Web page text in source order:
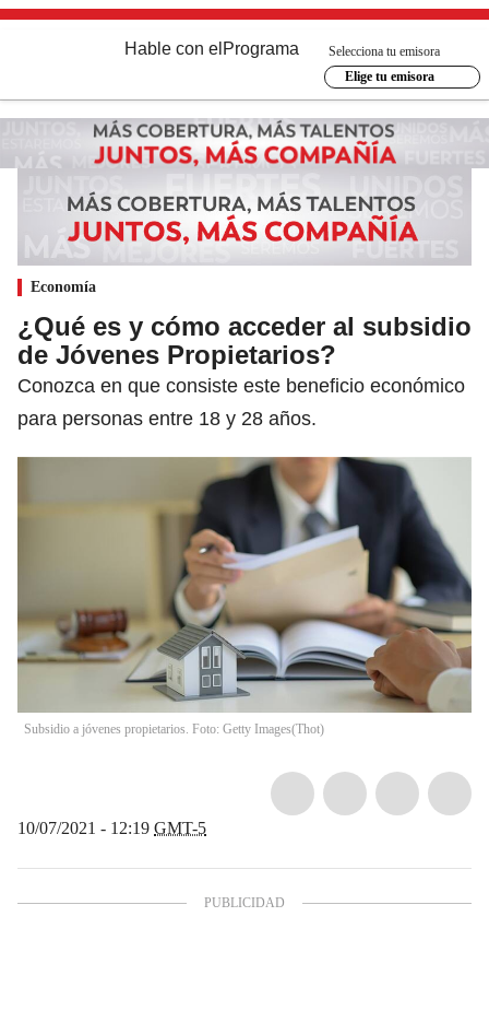
Hable con el Programa
Selecciona tu emisora
Elige tu emisora
Economía
¿Qué es y cómo acceder al subsidio
de Jóvenes Propietarios?
Conozca en que consiste este beneficio económico
para personas entre 18 y 28 años.
Subsidio a jóvenes propietarios. Foto: Getty Images(Thot)
10/07/2021 - 12:19 GMT-5